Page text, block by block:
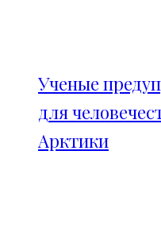
Ученые
для
Арктики